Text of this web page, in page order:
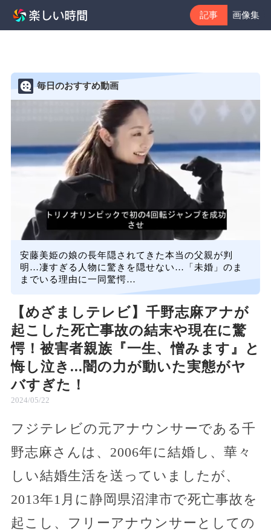
記事 画像集
毎日のおすすめ動画
安藤美姫の娘の長年隠されてきた本当の父親が判
明…凄すぎる人物に驚きを隠せない…「未婚」のま
までいる理由に一同驚愕…
【めざましテレビ】千野志麻アナが
起こした死亡事故の結末や現在に驚
愕！被害者親族『一生、憎みます』と
悔し泣き...闇の力が動いた実態がヤ
バすぎた！
2024/05/22
フジテレビの元アナウンサーである千
野志麻さんは、2006年に結婚し、華々
しい結婚生活を送っていましたが、
2013年1月に静岡県沼津市で死亡事故を
起こし、フリーアナウンサーとしての